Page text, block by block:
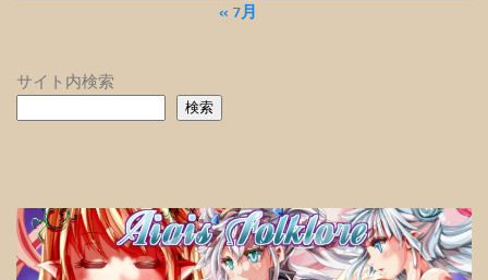
« 7月
サイト内検索
検索